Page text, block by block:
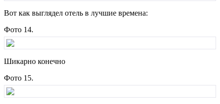
Вот как выглядел отель в лучшие времена:
Фото 14.
Шикарно конечно
Фото 15.